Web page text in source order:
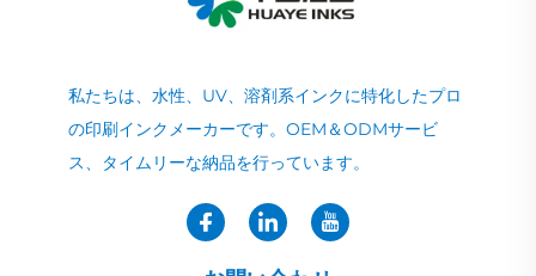
私たちは、水性、UV、溶剤系インクに特化したプロ
の印刷インクメーカーです。OEM＆ODMサービ
ス、タイムリーな納品を行っています。